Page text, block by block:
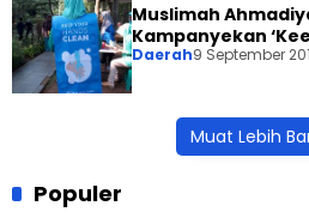
Muslimah
Kampanyekan
Daerah9 September
Muat Lebih
Populer